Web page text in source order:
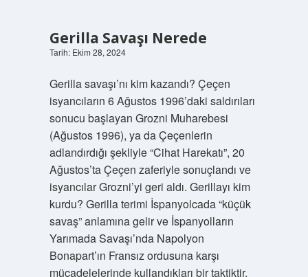
Gerilla Savaşı Nerede
Tarih: Ekim 28, 2024
Gerilla savaşı’nı kim kazandı? Çeçen
isyancıların 6 Ağustos 1996’daki saldırıları
sonucu başlayan Grozni Muharebesi
(Ağustos 1996), ya da Çeçenlerin
adlandırdığı şekliyle “Cihat Harekatı”, 20
Ağustos’ta Çeçen zaferiyle sonuçlandı ve
isyancılar Grozni’yi geri aldı. Gerillayı kim
kurdu? Gerilla terimi İspanyolcada “küçük
savaş” anlamına gelir ve İspanyolların
Yarımada Savaşı’nda Napolyon
Bonapart’ın Fransız ordusuna karşı
mücadelelerinde kullandıkları bir taktiktir.